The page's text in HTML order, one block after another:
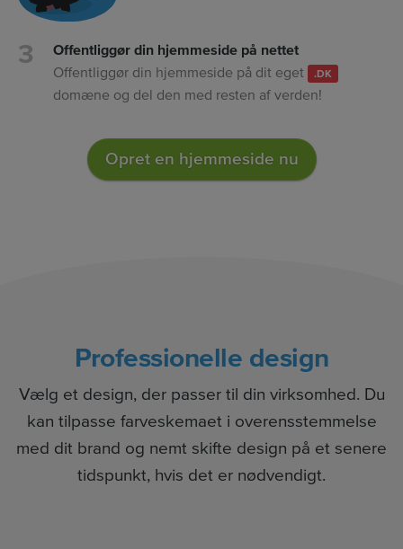
Offentliggør din hjemmeside på nettet
Offentliggør din hjemmeside på dit eget
.DK
domæne og del den med resten af verden!
Opret en hjemmeside nu
Professionelle design
Vælg et design, der passer til din virksomhed. Du
kan tilpasse farveskemaet i overensstemmelse
med dit brand og nemt skifte design på et senere
tidspunkt, hvis det er nødvendigt.